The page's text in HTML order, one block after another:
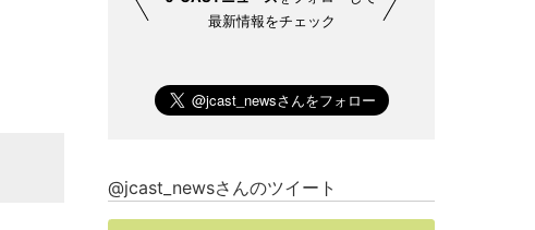
最新情報をチェック
@jcast_newsさんのツイート